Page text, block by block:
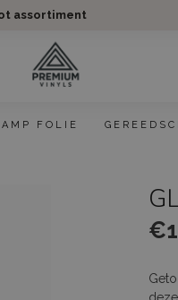
assortiment
FOLIE